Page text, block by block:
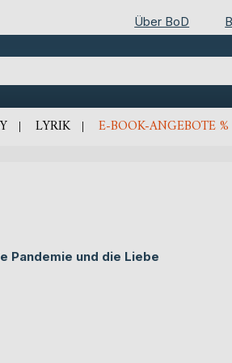
Über BoD
LYRIK E-BOOK-ANGEBOTE %
Pandemie und die Liebe